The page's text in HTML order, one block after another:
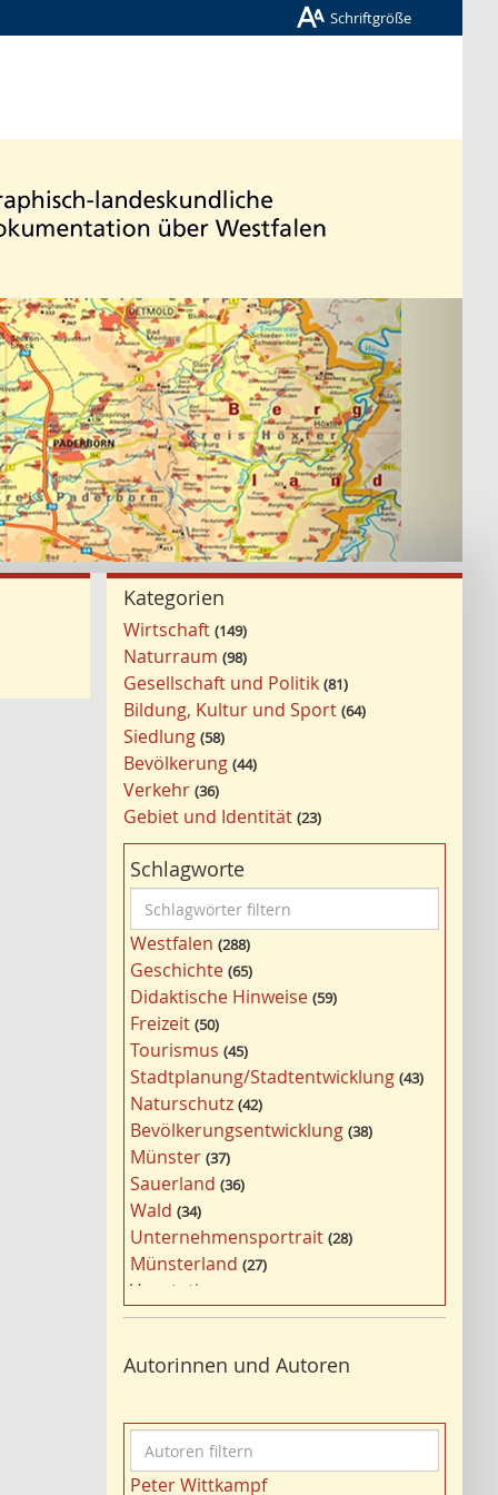
Schriftgröße
Nächste
Kategorien
Wirtschaft 149
Naturraum 98
Gesellschaft und Politik 81
Bildung, Kultur und Sport 64
Siedlung 58
Bevölkerung 44
Verkehr 36
Gebiet und Identität 23
Schlagworte
c
h
l
a
g
w
ö
r
t
e
r
f
i
l
t
r
n
Westfalen 288
Geschichte 65
Didaktische Hinweise 59
Freizeit 50
Tourismus 45
Stadtplanung/Stadtentwicklung 43
Naturschutz 42
Bevölkerungsentwicklung 38
Münster 37
Sauerland 36
Wald 34
Unternehmensportrait 28
Münsterland 27
Vegetation
Nordrhein-Westfalen 25
Bildung 24
Kultur 22
Kulturlandschaft
Wohnen 21
Autorinnen und Autoren
u
Peter Wittkampf